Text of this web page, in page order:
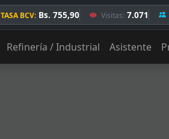
TASA BCV: Bs. 755,90 Visitas: 7.071
Refinería / Industrial Asistente